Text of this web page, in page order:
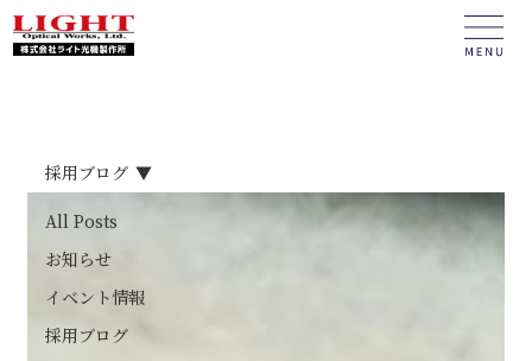
All Posts
お知らせ
イベント情報
採用ブログ
採用ブログ